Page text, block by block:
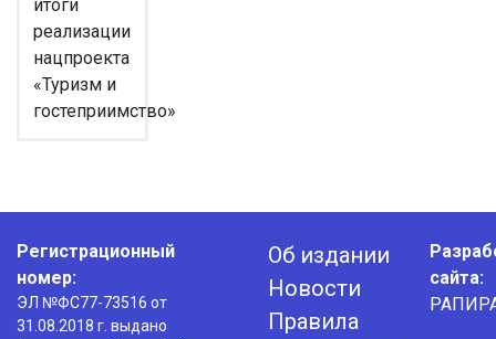
итоги
реализации
нацпроекта
«Туризм и
гостеприимство»
Регистрационный
номер:
ЭЛ №ФС77-73516 от
31.08.2018 г. выдано
Об издании
Новости
Правила
сайта: